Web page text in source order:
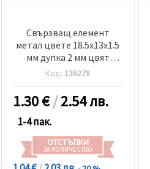
Свързващ елемент
метал цвете 18.5x13x1.5
мм дупка 2 мм цвят
сребро -5 броя
Код: 136278
1.30€/2.54 лв.
1-4 пак.
ОТСТЪПКИ
ЗА КОЛИЧЕСТВО